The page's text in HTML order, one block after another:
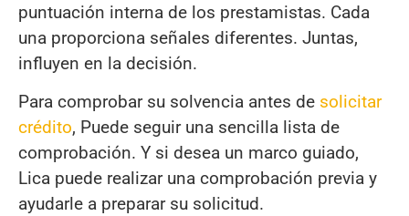
puntuación interna de los prestamistas. Cada
una proporciona señales diferentes. Juntas,
influyen en la decisión.
Para comprobar su solvencia antes de solicitar
crédito, Puede seguir una sencilla lista de
comprobación. Y si desea un marco guiado,
Lica puede realizar una comprobación previa y
ayudarle a preparar su solicitud.